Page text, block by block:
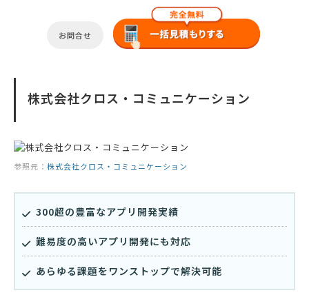
お問合せ
株式会社クロス・コミュニケーション
参照元： 株式会社クロス・コミュニケーション
300超の豊富なアプリ開発実績
難易度の高いアプリ開発にも対応
あらゆる課題をワンストップで解決可能